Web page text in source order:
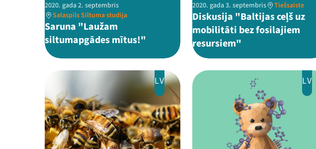
2020. gada 2. septembris
Salaspils Siltuma studija
Saruna "Laužam
siltumapgādes mītus!"
2020. gada 3. septembris Tiešsaiste
Diskusija "Baltijas ceļš uz
mobilitāti bez fosilajiem
resursiem"
LV LV